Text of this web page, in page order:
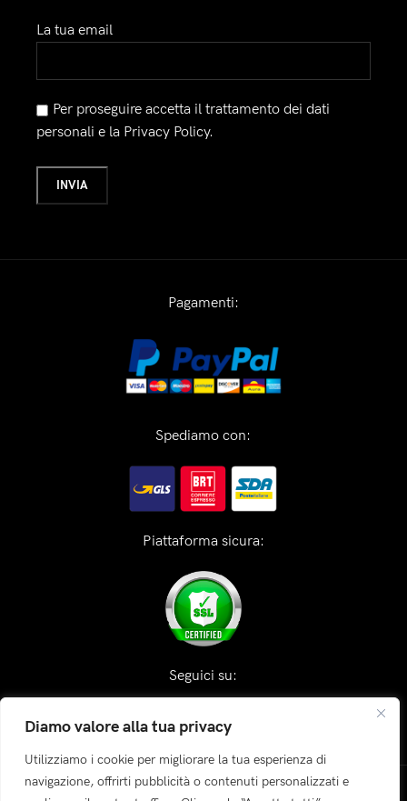
Diamo valore alla tua privacy
Utilizziamo i cookie per migliorare la tua esperienza di
navigazione, offrirti pubblicità o contenuti personalizzati e
La tua email
Per proseguire accetta il trattamento dei dati
personali e la Privacy Policy.
Pagamenti:
Spediamo con:
Piattaforma sicura:
Seguici su: